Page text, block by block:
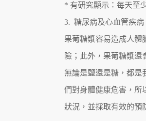
* 有研究顯示：每天至
3. 糖尿病及心血管疾病
果葡糖漿容易造成人體
險；此外，果葡糖漿還
無論是鹽還是糖，都是
們對身體健康危害，所
狀況，並採取有效的預